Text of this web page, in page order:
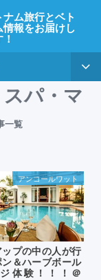
ナム旅行とベト
情報をお届けし
パ・マ
一覧
プの中の人が行
ン＆ハーブボール
体験！！！＠
アンコールワット